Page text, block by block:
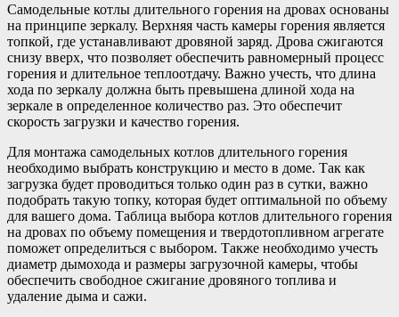
Самодельные котлы длительного горения на дровах основаны
на принципе зеркалу. Верхняя часть камеры горения является
топкой, где устанавливают дровяной заряд. Дрова сжигаются
снизу вверх, что позволяет обеспечить равномерный процесс
горения и длительное теплоотдачу. Важно учесть, что длина
хода по зеркалу должна быть превышена длиной хода на
зеркале в определенное количество раз. Это обеспечит
скорость загрузки и качество горения.
Для монтажа самодельных котлов длительного горения
необходимо выбрать конструкцию и место в доме. Так как
загрузка будет проводиться только один раз в сутки, важно
подобрать такую топку, которая будет оптимальной по объему
для вашего дома. Таблица выбора котлов длительного горения
на дровах по объему помещения и твердотопливном агрегате
поможет определиться с выбором. Также необходимо учесть
диаметр дымохода и размеры загрузочной камеры, чтобы
обеспечить свободное сжигание дровяного топлива и
удаление дыма и сажи.